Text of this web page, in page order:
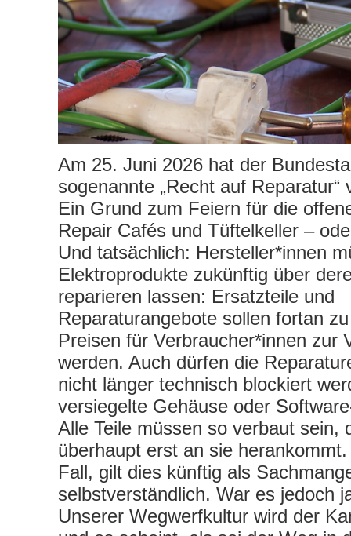
Am 25. Juni 2026 hat der
sogenannte „Recht auf Reparatur“
Ein Grund zum Feiern für die
Repair Cafés und Tüftelkeller –
Und tatsächlich: Hersteller*innen
Elektroprodukte zukünftig über
reparieren lassen: Ersatzteile und
Reparaturangebote sollen fortan
Preisen für Verbraucher*innen zur
werden. Auch dürfen die
nicht länger technisch blockiert
versiegelte Gehäuse oder
Alle Teile müssen so verbaut sein,
überhaupt erst an sie
Fall, gilt dies künftig als
selbstverständlich. War es jedoch
Unserer Wegwerfkultur wird der